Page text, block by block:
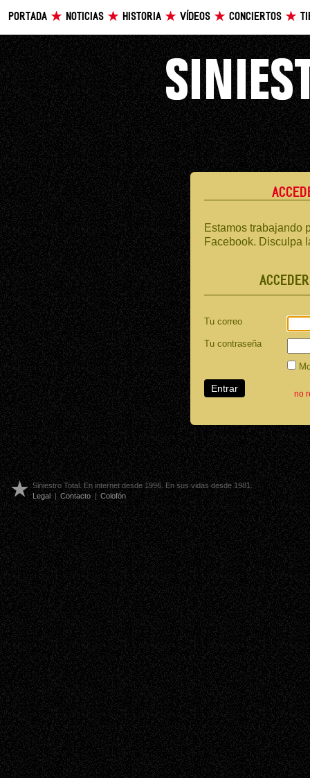
PORTADA NOTICIAS HISTORIA VÍDEOS CONCIERTOS
Estamos trabajando
Facebook. Disculpa
Tu correo
Tu contraseña
no
Siniestro Total. En internet desde 1996. En sus vidas desde 1981.
Legal | Contacto | Colofón